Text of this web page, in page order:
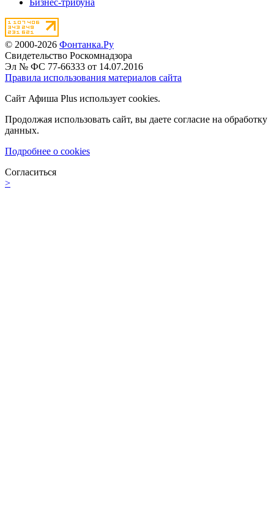
© 2000-2026 Фонтанка.Ру
Свидетельство Роскомнадзора
Эл № ФС 77-66333 от 14.07.2016
Правила использования материалов сайта
Сайт Афиша Plus использует cookies.
Продолжая использовать сайт, вы даете согласие на обработку
данных.
Подробнее о cookies
Согласиться
>